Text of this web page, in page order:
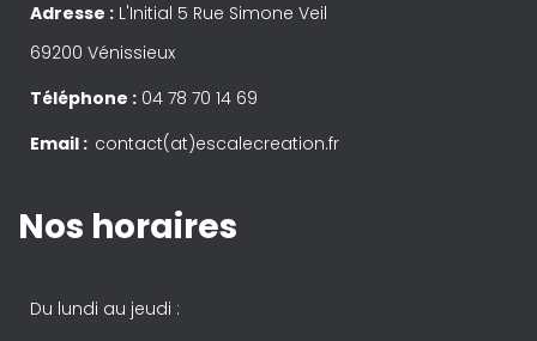
Adresse : L'Initial 5 Rue Simone Veil
69200 Vénissieux
Téléphone : 04 78 70 14 69
Email : contact(at)escalecreation.fr
Nos horaires
Du lundi au jeudi :